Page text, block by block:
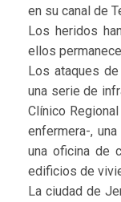
en su canal de
Los heridos
ellos
Los ataques
una serie de
Clínico
enfermera-,
una oficina de
edificios de
La ciudad de